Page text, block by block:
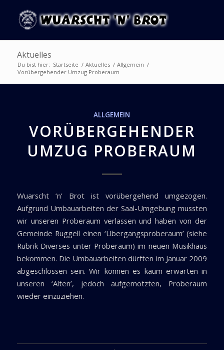
Aktuelles
Du bist hier: Startseite / Aktuelles / Allgemein /
Vorübergehender Umzug Proberaum
ALLGEMEIN
VORÜBERGEHENDER
UMZUG PROBERAUM
Wuarscht ‘n’ Brot ist vorübergehend umgezogen.
Aufgrund Umbauarbeiten der Saal-Umgebung mussten
wir unseren Proberaum verlassen und haben von der
Gemeinde Ruggell einen ‘Übergangsproberaum’ (siehe
Rubrik Diverses unter Proberaum) im neuen Musikhaus
bekommen. Die Umbauarbeiten dürften im Januar 2009
abgeschlossen sein. Wir können es kaum erwarten in
unseren ‘Alten’, jedoch aufgemotzten, Proberaum
wieder einzuziehen.